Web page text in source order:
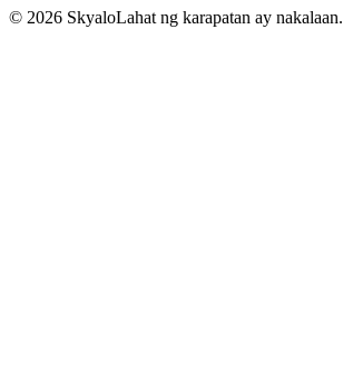
© 2026 SkyaloLahat ng karapatan ay nakalaan.